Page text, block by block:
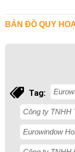
BẢN ĐỒ QUY
Tag:
Công ty TNHH
Eurowindow